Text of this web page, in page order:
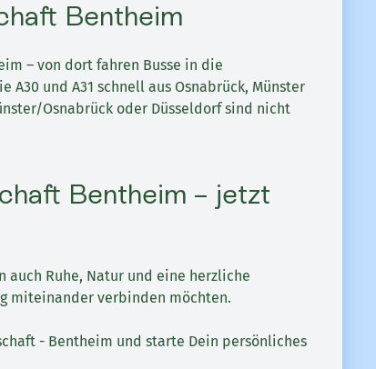
Bentheim
– von dort fahren Busse in die
und A31 schnell aus Osnabrück, Münster
Osnabrück oder Düsseldorf sind nicht
Bentheim – jetzt
Ruhe, Natur und eine herzliche
miteinander verbinden möchten.
- Bentheim und starte Dein persönliches